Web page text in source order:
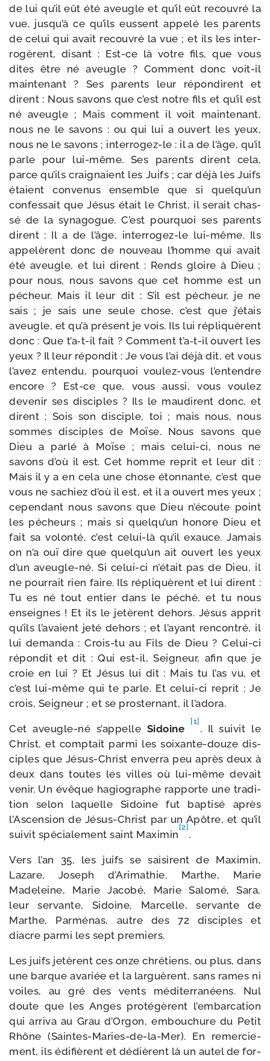
de lui qu’il eût été aveugle et qu’il eût recou­vré la
vue, jusqu’à ce qu’ils eussent appe­lé les parents
de celui qui avait recou­vré la vue ; et ils les inter­
ro­gèrent, disant : Est-​ce là votre fils, que vous
dites être né aveugle ? Comment donc voit-​il
main­te­nant ? Ses parents leur répon­dirent et
dirent : Nous savons que c’est notre fils et qu’il est
né aveugle ; Mais com­ment il voit main­te­nant,
nous ne le savons : ou qui lui a ouvert les yeux,
nous ne le savons ; interrogez-​le : il a de l’âge, qu’il
parle pour lui-​même. Ses parents dirent cela,
parce qu’ils crai­gnaient les Juifs ; car déjà les Juifs
étaient conve­nus ensemble que si quelqu’un
confes­sait que Jésus était le Christ, il serait chas­
sé de la syna­gogue. C’est pour­quoi ses parents
dirent : Il a de l’âge, interrogez-​le lui-​même. Ils
appe­lèrent donc de nou­veau l’homme qui avait
été aveugle, et lui dirent : Rends gloire à Dieu ;
pour nous, nous savons que cet homme est un
pécheur. Mais il leur dit : S’il est pécheur, je ne
sais ; je sais une seule chose, c’est que j’étais
aveugle, et qu’à pré­sent je vois. Ils lui répli­quèrent
donc : Que t’a‑t-il fait ? Comment t’a‑t-il ouvert les
yeux ? Il leur répon­dit : Je vous l’ai déjà dit, et vous
l’avez enten­du, pour­quoi voulez-​vous l’entendre
encore ? Est-​ce que, vous aus­si, vous vou­lez
deve­nir ses dis­ciples ? Ils le mau­dirent donc, et
dirent : Sois son dis­ciple, toi ; mais nous, nous
sommes dis­ciples de Moïse. Nous savons que
Dieu a par­lé à Moïse ; mais celui-​ci, nous ne
savons d’où il est. Cet homme reprit et leur dit :
Mais il y a en cela une chose éton­nante, c’est que
vous ne sachiez d’où il est, et il a ouvert mes yeux ;
cepen­dant nous savons que Dieu n’écoute point
les pécheurs ; mais si quelqu’un honore Dieu et
fait sa volon­té, c’est celui-​là qu’il exauce. Jamais
on n’a ouï dire que quelqu’un ait ouvert les yeux
d’un aveugle-​né. Si celui-​ci n’était pas de Dieu, il
ne pour­rait rien faire. Ils répli­quèrent et lui dirent :
Tu es né tout entier dans le péché, et tu nous
enseignes ! Et ils le jetèrent dehors. Jésus apprit
qu’ils l’avaient jeté dehors ; et l’ayant ren­con­tré, il
lui deman­da : Crois-​tu au Fils de Dieu ? Celui-​ci
répon­dit et dit : Qui est-​il, Seigneur, afin que je
croie en lui ? Et Jésus lui dit : Mais tu l’as vu, et
c’est lui-​même qui te parle. Et celui-​ci reprit : Je
crois, Seigneur ; et se pros­ter­nant, il l’adora.
Cet aveugle-​né s’appelle Sidoine
[1]
. Il sui­vit le
Christ, et comp­tait par­mi les soixante-​douze dis­
ciples que Jésus-​Christ enver­ra peu après deux à
deux dans toutes les villes où lui-​même devait
venir. Un évêque hagio­graphe rap­porte une tra­di­
tion selon laquelle Sidoine fut bap­ti­sé après
l’Ascension de Jésus-​Christ par un Apôtre, et qu’il
sui­vit spé­cia­le­ment saint Maximin
[2]
.
Vers l’an 35, les juifs se sai­sirent de Maximin,
Lazare, Joseph d’Arimathie, Marthe, Marie
Madeleine, Marie Jacobé, Marie Salomé, Sara,
leur ser­vante, Sidoine, Marcelle, ser­vante de
Marthe, Parménas, autre des 72 dis­ciples et
diacre par­mi les sept premiers.
Les juifs jetèrent ces onze chré­tiens, ou plus, dans
une barque ava­riée et la lar­guèrent, sans rames ni
voiles, au gré des vents médi­ter­ra­néens. Nul
doute que les Anges pro­té­gèrent l’embarcation
qui arri­va au Grau d’Orgon, embou­chure du Petit
Rhône (Saintes-​Maries-​de-​la-​Mer). En remer­cie­
ment, ils édi­fièrent et dédièrent là un autel de for­